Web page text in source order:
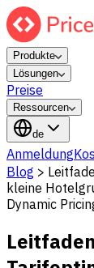
Produkte
Lösungen
Preise
Ressourcen
de
Anmeldung
Blog >
kleine
Dynamic